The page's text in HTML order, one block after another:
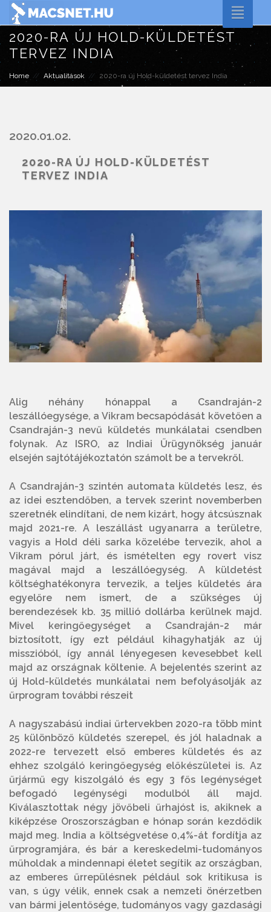
Toggle
2020-RA ÚJ HOLD-KÜLDETÉST
TERVEZ INDIA
Home Aktualitások 2020-ra új Hold-küldetést tervez India
2020.01.02.
2020-RA ÚJ HOLD-KÜLDETÉST
TERVEZ INDIA
Alig néhány hónappal a Csandraján-2
leszállóegysége, a Vikram becsapódását követően a
Csandraján-3 nevű küldetés munkálatai csendben
folynak. Az ISRO, az Indiai Űrügynökség január
elsején sajtótájékoztatón számolt be a tervekről.
A Csandraján-3 szintén automata küldetés lesz, és
az idei esztendőben, a tervek szerint novemberben
szeretnék elindítani, de nem kizárt, hogy átcsúsznak
majd 2021-re. A leszállást ugyanarra a területre,
vagyis a Hold déli sarka közelébe tervezik, ahol a
Vikram pórul járt, és ismételten egy rovert visz
magával majd a leszállóegység. A küldetést
költséghatékonyra tervezik, a teljes küldetés ára
egyelőre nem ismert, de a szükséges új
berendezések kb. 35 millió dollárba kerülnek majd.
Mivel keringőegységet a Csandraján-2 már
biztosított, így ezt például kihagyhatják az új
misszióból, így annál lényegesen kevesebbet kell
majd az országnak költenie. A bejelentés szerint az
új Hold-küldetés munkálatai nem befolyásolják az
űrprogram további részeit
A nagyszabású indiai űrtervekben 2020-ra több mint
25 különböző küldetés szerepel, és jól haladnak a
2022-re tervezett első emberes küldetés és az
ehhez szolgáló keringőegység előkészületei is. Az
űrjármű egy kiszolgáló és egy 3 fős legénységet
befogadó legénységi modulból áll majd.
Kiválasztottak négy jövőbeli űrhajóst is, akiknek a
kiképzése Oroszországban e hónap során kezdődik
majd meg. India a költségvetése 0,4%-át fordítja az
űrprogramjára, és bár a kereskedelmi-tudományos
műholdak a mindennapi életet segítik az országban,
az emberes űrrepülésnek például sok kritikusa is
van, s úgy vélik, ennek csak a nemzeti önérzetben
van bármi jelentősége, tudományos vagy gazdasági